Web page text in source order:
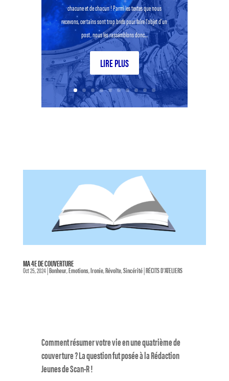
chacune et de chacun ! Parmi les textes que nous
recevons, certains sont trop brefs pour faire l’objet d’un
post, nous les rassemblons donc...
LIRE PLUS
MA 4E DE COUVERTURE
Oct 25, 2024|Bonheur,Emotions,Ironie,Révolte,Sincérité|RÉCITS D'ATELIERS
Comment résumer votre vie en une quatrième de
couverture ? La question fut posée à la Rédaction
Jeunes de Scan-R !